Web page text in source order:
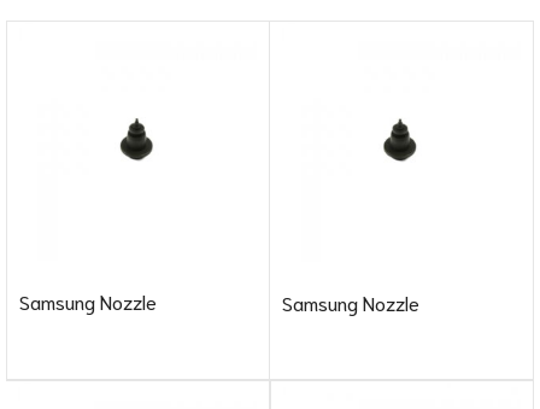
Samsung Nozzle Samsung Nozzle